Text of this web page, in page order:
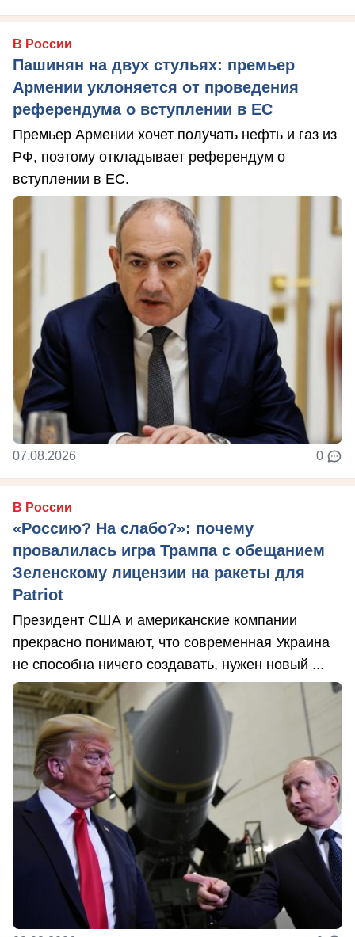
В России
Пашинян на двух стульях: премьер
Армении уклоняется от проведения
референдума о вступлении в ЕС
Премьер Армении хочет получать нефть и газ из
РФ, поэтому откладывает референдум о
вступлении в ЕС.
07.08.2026 0
В России
«Россию? На слабо?»: почему
провалилась игра Трампа с обещанием
Зеленскому лицензии на ракеты для
Patriot
Президент США и американские компании
прекрасно понимают, что современная Украина
не способна ничего создавать, нужен новый ...